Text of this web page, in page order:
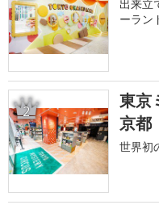
出来立
ーラン
2
東京
京都
世界初